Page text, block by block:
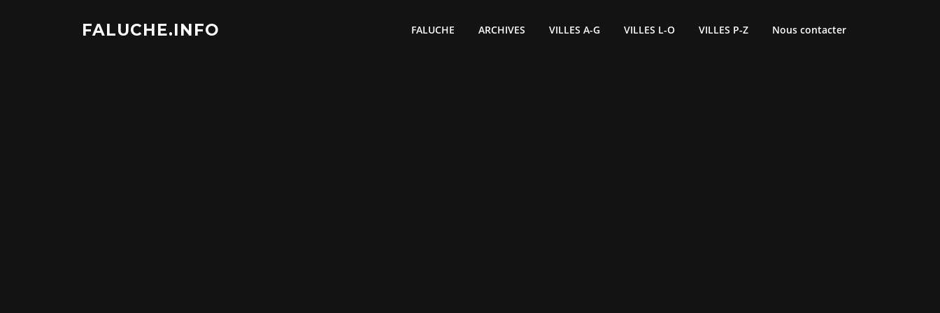
FALUCHE.INFO FALUCHE ARCHIVES VILLES A-G VILLES L-O VILLES P-Z Nous contacter